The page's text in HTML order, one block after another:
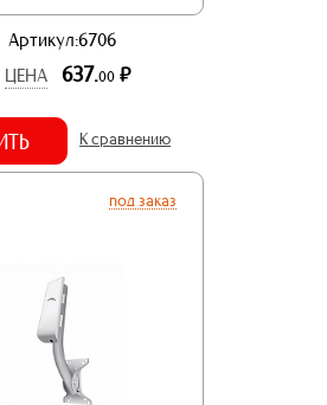
Артикул:6706
ЦЕНА
637.00 р.
К сравнению
под заказ